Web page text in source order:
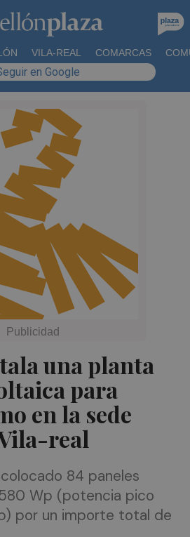
VILA-REAL COMARCAS
en Google
una planta
para
en la sede
real
84 paneles
Wp (potencia pico
por un importe total de